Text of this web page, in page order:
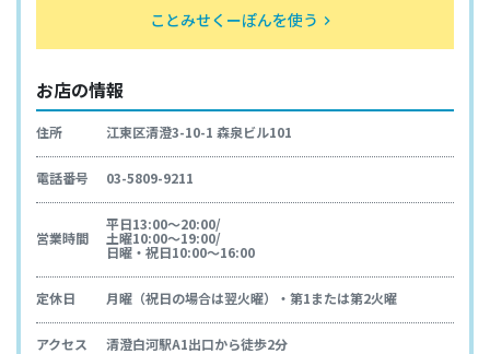
ことみせくーぽんを使う keyboard_arrow_right
お店の情報
住所 江東区清澄3-10-1 森泉ビル101
電話番号 03-5809-9211
営業時間
平日13:00～20:00/
土曜10:00～19:00/
日曜・祝日10:00～16:00
定休日 月曜（祝日の場合は翌火曜）・第1または第2火曜
アクセス 清澄白河駅A1出口から徒歩2分